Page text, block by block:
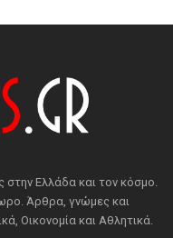
στην Ελλάδα και τον κόσμο.
Άρθρα, γνώμες και
Οικονομία και Αθλητικά.